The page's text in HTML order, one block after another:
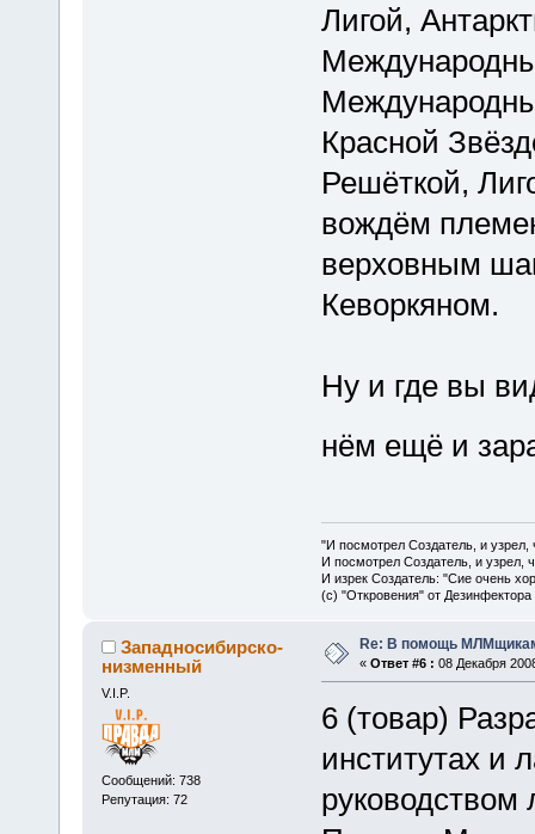
Лигой,
Красной
Решёткой,
вождём
верховным
Кеворкяном.
Ну и где вы
нём ещё и
"И посмотрел Создатель, и
И посмотрел Создатель, и узрел,
И изрек Создатель: "Сие очень
(с) "Откровения" от Дезинфектора
Западносибирско-
низменный
V.I.P.
Сообщений: 738
Репутация: 72
Re: В помощь
« Ответ #6 : 08 Декабря
6 (товар)
институтах и
руководством